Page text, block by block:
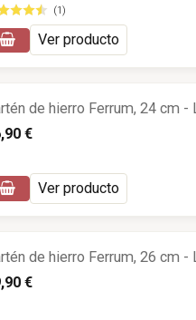
(1)
Ver producto
de hierro Ferrum, 24 cm -
€
Ver producto
de hierro Ferrum, 26 cm -
€